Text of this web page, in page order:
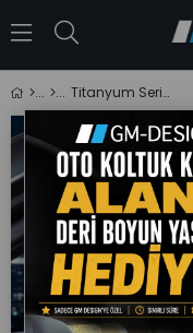
Titanyum Serisi Lüks Keten Üniversal Siyah Oto Koltuk Kılıfı - 5 Koltuk Tam Set